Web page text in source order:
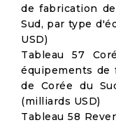
de fabrication
Sud, par type
USD)
Tableau 57
équipements de
de Corée du
(milliards USD)
Tableau 58